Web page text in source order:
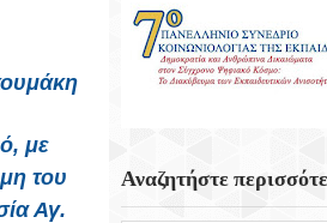
με
του
Αγ.
Αναζητήστε